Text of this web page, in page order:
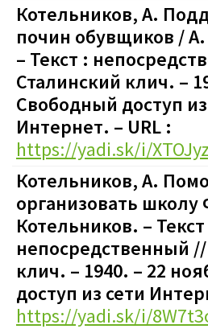
Котельников, А.
почин обувщиков /
– Текст :
Сталинский клич. –
Свободный доступ
Интернет. – URL :
https://yadi.sk/i/
Котельников, А.
организовать школу
Котельников. –
непосредственный
клич. – 1940. – 22
доступ из сети
https://yadi.sk/i/